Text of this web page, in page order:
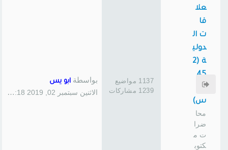
علا
قا
ت ال
دولي
ة (2
45
سا
س)
محا
ضرا
ت م
كتوب
1137 مواضيع
1239 مشاركات
بواسطة ابو يس
الاثنين سبتمبر 02, 2019 1:18 pm